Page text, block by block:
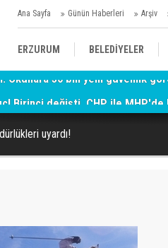
Ana Sayfa Günün Haberleri Arşiv
ERZURUM BELEDİYELER
KÜLTÜR/SANAT//MAĞAZİN
uyardı!